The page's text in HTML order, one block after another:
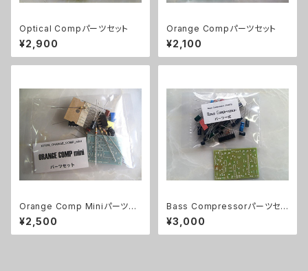
Optical Compパーツセット
¥2,900
Orange Compパーツセット
¥2,100
Orange Comp Miniパーツセ
ット
¥2,500
Bass Compressorパーツセッ
ト
¥3,000